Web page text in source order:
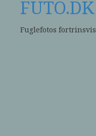
FUTO.DK
Fuglefotos fortrinsvis